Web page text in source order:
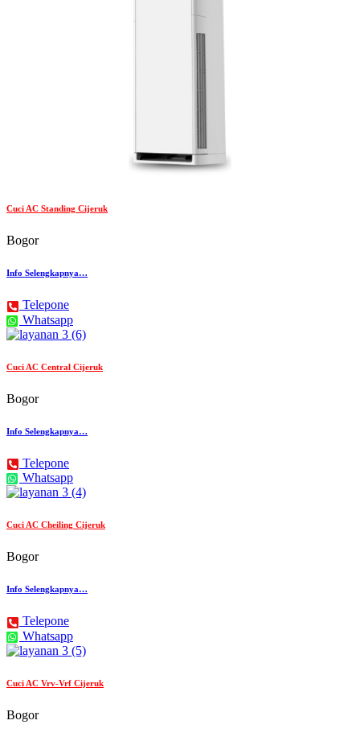
Cuci AC Standing Cijeruk
Bogor
Info Selengkapnya…
Telepone
Whatsapp
Cuci AC Central Cijeruk
Bogor
Info Selengkapnya…
Telepone
Whatsapp
Cuci AC Cheiling Cijeruk
Bogor
Info Selengkapnya…
Telepone
Whatsapp
Cuci AC Vrv-Vrf Cijeruk
Bogor